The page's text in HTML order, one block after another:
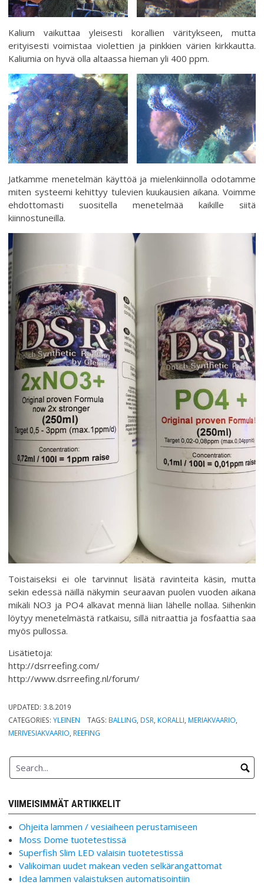
Kalium vaikuttaa yleisesti korallien väritykseen, mutta
erityisesti voimistaa violettien ja pinkkien värien kirkkautta.
Kaliumia on hyvä olla altaassa hieman yli 400 ppm.
Jatkamme menetelmän käyttöä ja mielenkiinnolla odotamme
miten systeemi kehittyy tulevien kuukausien aikana. Voimme
ehdottomasti suositella menetelmää kaikille siitä
kiinnostuneilla.
Toistaiseksi ei ole tarvinnut lisätä ravinteita käsin, mutta
sekin edessä näillä näkymin seuraavan puolen vuoden aikana
mikäli NO3 ja PO4 alkavat mennä liian lähelle nollaa. Siihenkin
löytyy menetelmästä ratkaisu, sillä nitraattia ja fosfaattia saa
myös pullossa.
Lisätietoja:
http://dsrreefing.com/
http://www.dsrreefing.nl/forum/
UPDATED: 3.8.2019
CATEGORIES:YLEINEN TAGS: BALLING DSR KORALLI MERIAKVAARIO
MERIVESIAKVAARIO REEFING
VIIMEISIMMÄT ARTIKKELIT
Ohjeita lammen / vesiaiheen perustamiseen
Moss Dome tuotetestissä
Superfish Slim LED valaisin tuotetestissä
Valikoiman uudet makean veden selkärangattomat
Idea lammen valaistuksen automatisointiin